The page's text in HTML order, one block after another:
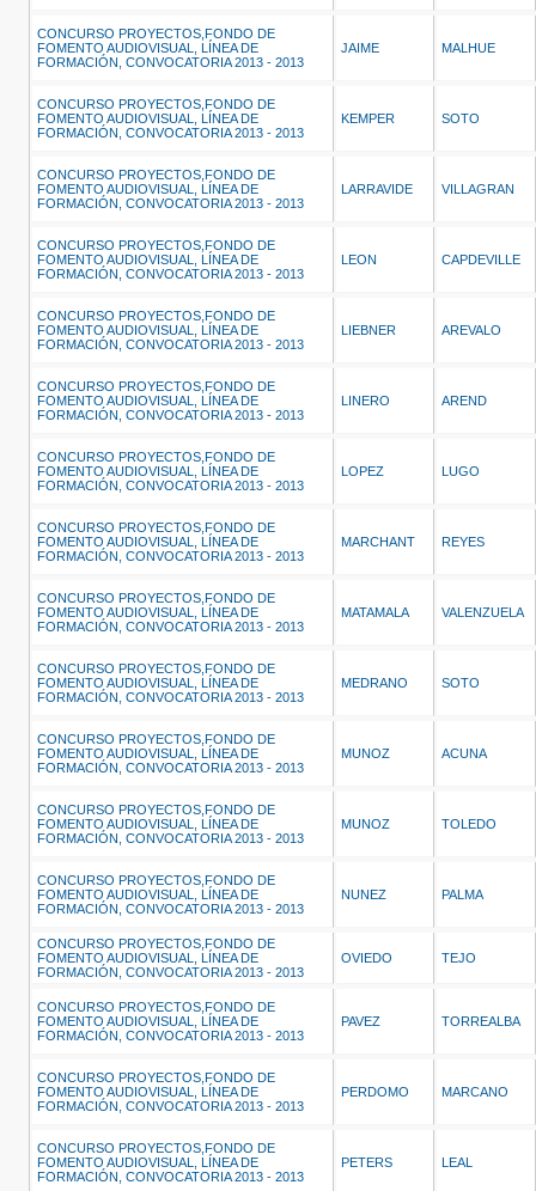
CONCURSO PROYECTOS,FONDO DE
FOMENTO AUDIOVISUAL, LÍNEA DE
FORMACIÓN, CONVOCATORIA 2013 - 2013
JAIME MALHUE
CONCURSO PROYECTOS,FONDO DE
FOMENTO AUDIOVISUAL, LÍNEA DE
FORMACIÓN, CONVOCATORIA 2013 - 2013
KEMPER SOTO
CONCURSO PROYECTOS,FONDO DE
FOMENTO AUDIOVISUAL, LÍNEA DE
FORMACIÓN, CONVOCATORIA 2013 - 2013
LARRAVIDE VILLAGRAN
CONCURSO PROYECTOS,FONDO DE
FOMENTO AUDIOVISUAL, LÍNEA DE
FORMACIÓN, CONVOCATORIA 2013 - 2013
LEON CAPDEVILLE
CONCURSO PROYECTOS,FONDO DE
FOMENTO AUDIOVISUAL, LÍNEA DE
FORMACIÓN, CONVOCATORIA 2013 - 2013
LIEBNER AREVALO
CONCURSO PROYECTOS,FONDO DE
FOMENTO AUDIOVISUAL, LÍNEA DE
FORMACIÓN, CONVOCATORIA 2013 - 2013
LINERO AREND
CONCURSO PROYECTOS,FONDO DE
FOMENTO AUDIOVISUAL, LÍNEA DE
FORMACIÓN, CONVOCATORIA 2013 - 2013
LOPEZ LUGO
CONCURSO PROYECTOS,FONDO DE
FOMENTO AUDIOVISUAL, LÍNEA DE
FORMACIÓN, CONVOCATORIA 2013 - 2013
MARCHANT REYES
CONCURSO PROYECTOS,FONDO DE
FOMENTO AUDIOVISUAL, LÍNEA DE
FORMACIÓN, CONVOCATORIA 2013 - 2013
MATAMALA VALENZUELA
CONCURSO PROYECTOS,FONDO DE
FOMENTO AUDIOVISUAL, LÍNEA DE
FORMACIÓN, CONVOCATORIA 2013 - 2013
MEDRANO SOTO
CONCURSO PROYECTOS,FONDO DE
FOMENTO AUDIOVISUAL, LÍNEA DE
FORMACIÓN, CONVOCATORIA 2013 - 2013
MUNOZ ACUNA
CONCURSO PROYECTOS,FONDO DE
FOMENTO AUDIOVISUAL, LÍNEA DE
FORMACIÓN, CONVOCATORIA 2013 - 2013
MUNOZ TOLEDO
CONCURSO PROYECTOS,FONDO DE
FOMENTO AUDIOVISUAL, LÍNEA DE
FORMACIÓN, CONVOCATORIA 2013 - 2013
NUNEZ PALMA
CONCURSO PROYECTOS,FONDO DE
FOMENTO AUDIOVISUAL, LÍNEA DE
FORMACIÓN, CONVOCATORIA 2013 - 2013
OVIEDO TEJO
CONCURSO PROYECTOS,FONDO DE
FOMENTO AUDIOVISUAL, LÍNEA DE
FORMACIÓN, CONVOCATORIA 2013 - 2013
PAVEZ TORREALBA
CONCURSO PROYECTOS,FONDO DE
FOMENTO AUDIOVISUAL, LÍNEA DE
FORMACIÓN, CONVOCATORIA 2013 - 2013
PERDOMO MARCANO
CONCURSO PROYECTOS,FONDO DE
FOMENTO AUDIOVISUAL, LÍNEA DE
FORMACIÓN, CONVOCATORIA 2013 - 2013
PETERS LEAL